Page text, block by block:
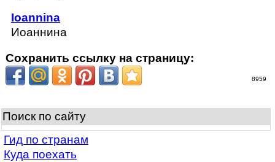
Ioannina
Иоаннина
Сохранить ссылку на страницу:
8959
Поиск по сайту
Гид по странам
Куда поехать